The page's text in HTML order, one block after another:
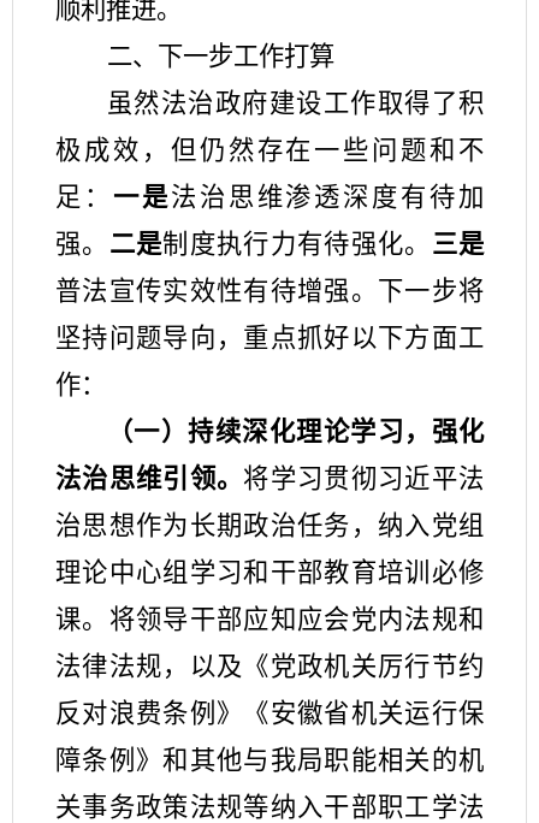
顺利推进。
二、 下一步工作打算
虽然法治政府建设工作取得了积
极成效，但仍然存在一些问题和不
足 ： 一是法治思维渗透深度有待加
强。 二是制度执行力有待强化。 三是
普法宣传实效性有待增强。 下一步将
坚持问题导向，重点抓好以下方面工
作：
（一）持续深化理论学习，强化
法治思维引领。 将学习贯彻习近平法
治思想作为长期政治任务，纳入党组
理论中心组学习和干部教育培训必修
课。 将领导干部应知应会党内法规和
法律法规，以及 《党政机关厉行节约
反对浪费条例》
《安徽省机关运行保
障条例》和其他与我局职能相关的机
关事务政策法规等纳入干部职工学法